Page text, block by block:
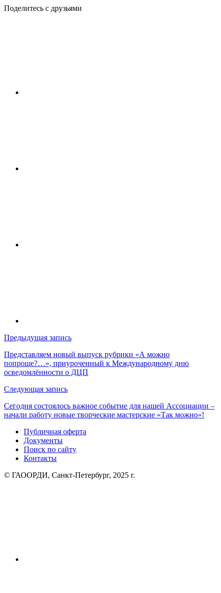
Поделитесь с друзьями
Навигация
по
записям
Предыдущая запись
Представляем новый выпуск рубрики «А можно
попроще?…», приуроченный к Международному дню
осведомлённости о ДЦП
Следующая запись
Сегодня состоялось важное событие для нашей Ассоциации –
начали работу новые творческие мастерские «Так можно»!
Публичная оферта
Документы
Поиск по сайту
Контакты
© ГАООРДИ, Санкт-Петербург, 2025 г.